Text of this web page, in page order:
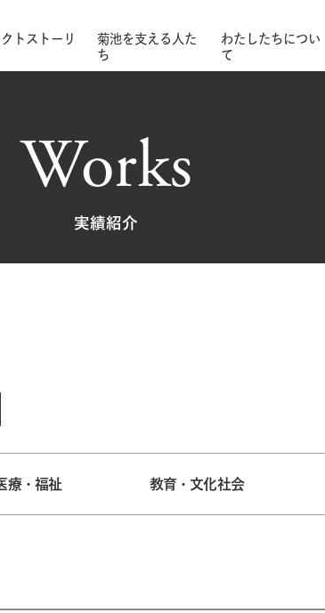
トストーリ
菊池を支える人た
ち
わたしたちについ
て
Works
実績紹介
療・福祉 教育・文化社会